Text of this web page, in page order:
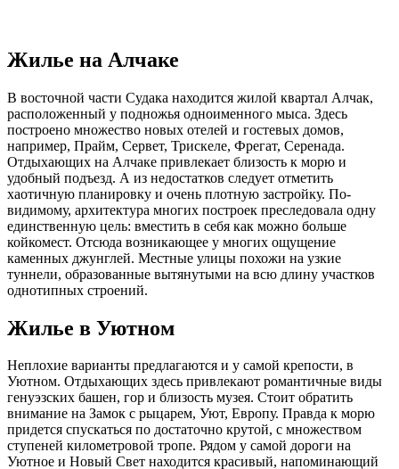
Жилье на Алчаке
В восточной части Судака находится жилой квартал Алчак,
расположенный у подножья одноименного мыса. Здесь
построено множество новых отелей и гостевых домов,
например, Прайм, Сервет, Трискеле, Фрегат, Серенада.
Отдыхающих на Алчаке привлекает близость к морю и
удобный подъезд. А из недостатков следует отметить
хаотичную планировку и очень плотную застройку. По-
видимому, архитектура многих построек преследовала одну
единственную цель: вместить в себя как можно больше
койкомест. Отсюда возникающее у многих ощущение
каменных джунглей. Местные улицы похожи на узкие
туннели, образованные вытянутыми на всю длину участков
однотипных строений.
Жилье в Уютном
Неплохие варианты предлагаются и у самой крепости, в
Уютном. Отдыхающих здесь привлекают романтичные виды
генуэзских башен, гор и близость музея. Стоит обратить
внимание на Замок с рыцарем, Уют, Европу. Правда к морю
придется спускаться по достаточно крутой, с множеством
ступеней километровой тропе. Рядом у самой дороги на
Уютное и Новый Свет находится красивый, напоминающий